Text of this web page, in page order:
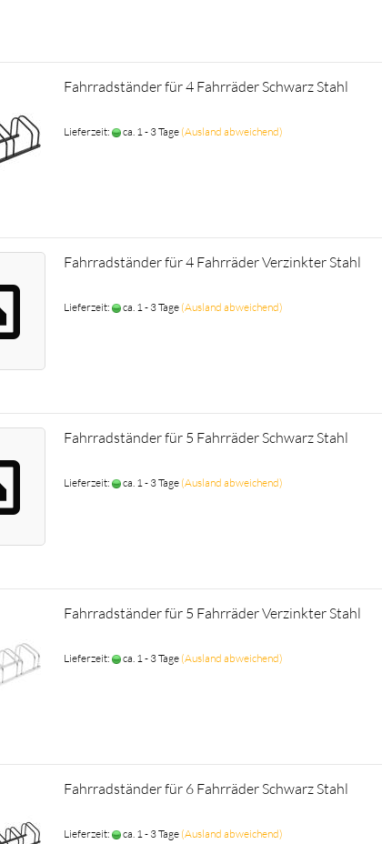
Fahrradständer für 4 Fahrräder Schwarz Stahl
Lieferzeit: ca. 1 - 3 Tage (Ausland abweichend)
Fahrradständer für 4 Fahrräder Verzinkter Stahl
Lieferzeit: ca. 1 - 3 Tage (Ausland abweichend)
Fahrradständer für 5 Fahrräder Schwarz Stahl
Lieferzeit: ca. 1 - 3 Tage (Ausland abweichend)
Fahrradständer für 5 Fahrräder Verzinkter Stahl
Lieferzeit: ca. 1 - 3 Tage (Ausland abweichend)
Fahrradständer für 6 Fahrräder Schwarz Stahl
Lieferzeit: ca. 1 - 3 Tage (Ausland abweichend)